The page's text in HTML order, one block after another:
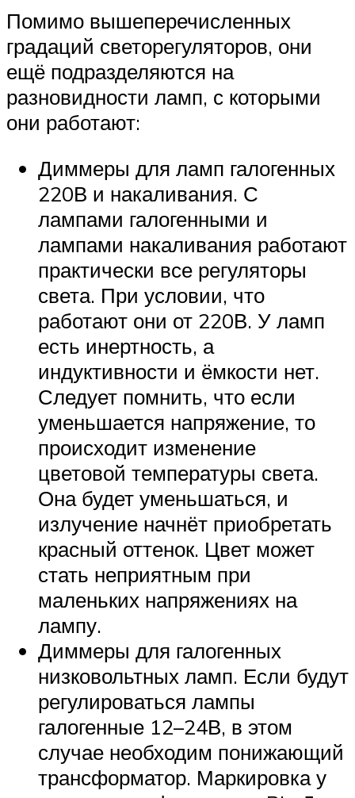
Помимо вышеперечисленных
градаций светорегуляторов, они
ещё подразделяются на
разновидности ламп, с которыми
они работают:
Диммеры для ламп галогенных
220В и накаливания. С
лампами галогенными и
лампами накаливания работают
практически все регуляторы
света. При условии, что
работают они от 220В. У ламп
есть инертность, а
индуктивности и ёмкости нет.
Следует помнить, что если
уменьшается напряжение, то
происходит изменение
цветовой температуры света.
Она будет уменьшаться, и
излучение начнёт приобретать
красный оттенок. Цвет может
стать неприятным при
маленьких напряжениях на
лампу.
Диммеры для галогенных
низковольтных ламп. Если будут
регулироваться лампы
галогенные 12–24В, в этом
случае необходим понижающий
трансформатор. Маркировка у